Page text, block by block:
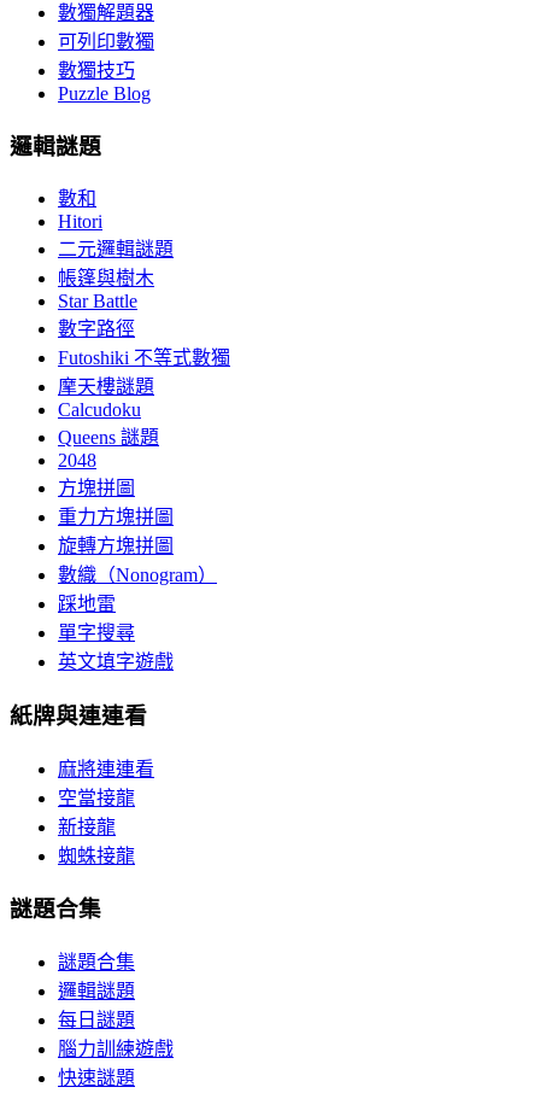
數獨解題器
可列印數獨
數獨技巧
Puzzle Blog
邏輯謎題
數和
Hitori
二元邏輯謎題
帳篷與樹木
Star Battle
數字路徑
Futoshiki 不等式數獨
摩天樓謎題
Calcudoku
Queens 謎題
2048
方塊拼圖
重力方塊拼圖
旋轉方塊拼圖
數織（Nonogram）
踩地雷
單字搜尋
英文填字遊戲
紙牌與連連看
麻將連連看
空當接龍
新接龍
蜘蛛接龍
謎題合集
謎題合集
邏輯謎題
每日謎題
腦力訓練遊戲
快速謎題